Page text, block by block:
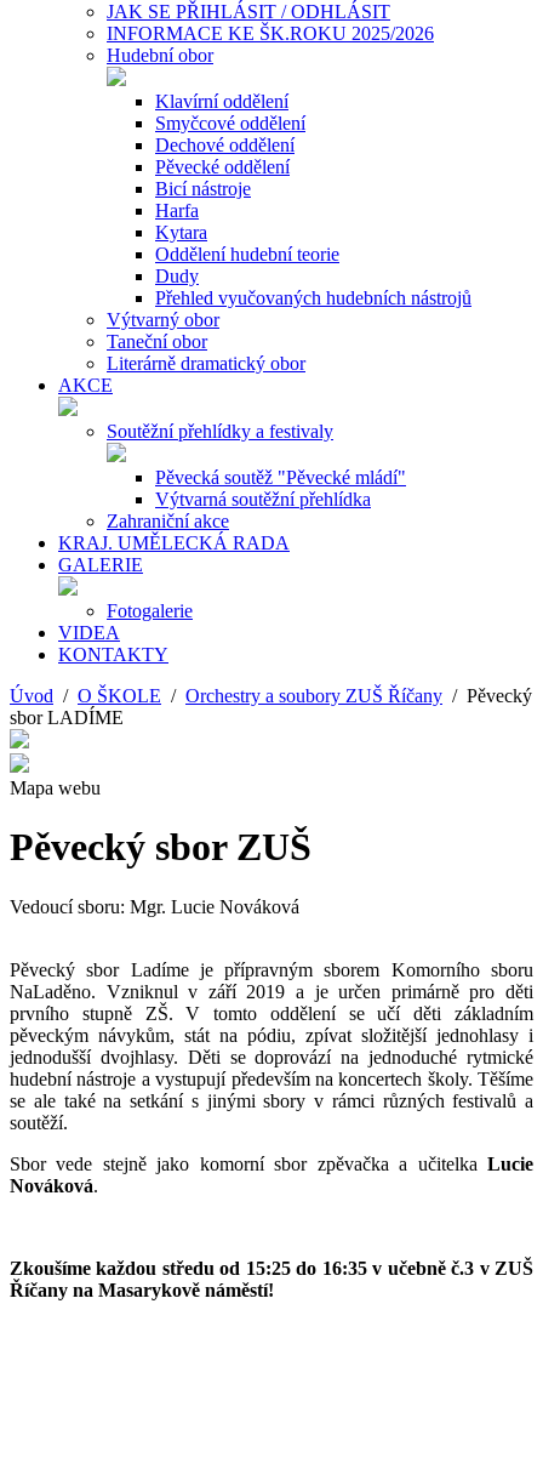
JAK SE PŘIHLÁSIT / ODHLÁSIT
INFORMACE KE ŠK.ROKU 2025/2026
Hudební obor
Klavírní oddělení
Smyčcové oddělení
Dechové oddělení
Pěvecké oddělení
Bicí nástroje
Harfa
Kytara
Oddělení hudební teorie
Dudy
Přehled vyučovaných hudebních nástrojů
Výtvarný obor
Taneční obor
Literárně dramatický obor
AKCE
Soutěžní přehlídky a festivaly
Pěvecká soutěž "Pěvecké mládí"
Výtvarná soutěžní přehlídka
Zahraniční akce
KRAJ. UMĚLECKÁ RADA
GALERIE
Fotogalerie
VIDEA
KONTAKTY
Úvod / O ŠKOLE / Orchestry a soubory ZUŠ Říčany / Pěvecký
sbor LADÍME
Mapa webu
Pěvecký sbor ZUŠ
Vedoucí sboru: Mgr. Lucie Nováková
Pěvecký sbor Ladíme je přípravným sborem Komorního sboru
NaLaděno. Vzniknul v září 2019 a je určen primárně pro děti
prvního stupně ZŠ. V tomto oddělení se učí děti základním
pěveckým návykům, stát na pódiu, zpívat složitější jednohlasy i
jednodušší dvojhlasy. Děti se doprovází na jednoduché rytmické
hudební nástroje a vystupují především na koncertech školy. Těšíme
se ale také na setkání s jinými sbory v rámci různých festivalů a
soutěží.
Sbor vede stejně jako komorní sbor zpěvačka a učitelka Lucie
Nováková.
Zkoušíme každou středu od 15:25 do 16:35 v učebně č.3 v ZUŠ
Říčany na Masarykově náměstí!